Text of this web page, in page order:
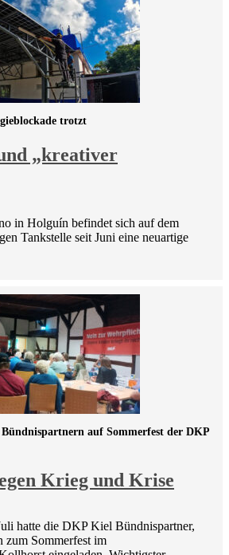
„kreativer
trotzt
in Holguín befindet sich auf dem
Tankstelle seit Juni eine neuartige
Krieg und Krise
auf Sommerfest der DKP
hatte die DKP Kiel Bündnispartner,
zum Sommerfest im